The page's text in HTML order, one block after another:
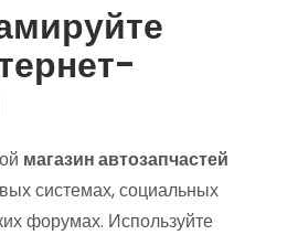
магазин автозапчастей
системах, социальных
форумах. Используйте